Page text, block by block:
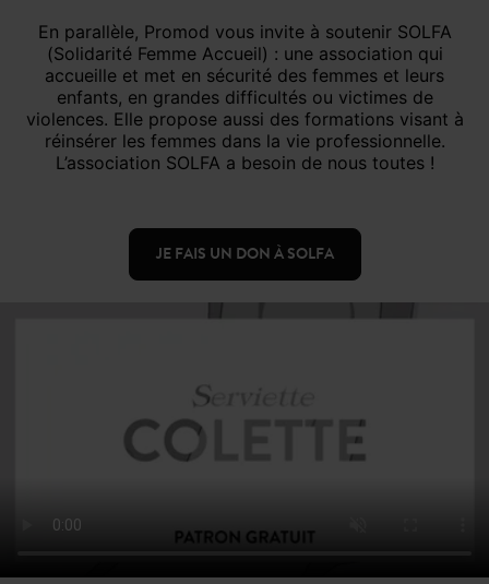
En parallèle, Promod vous invite à soutenir SOLFA
(Solidarité Femme Accueil) : une association qui
accueille et met en sécurité des femmes et leurs
enfants, en grandes difficultés ou victimes de
violences. Elle propose aussi des formations visant à
réinsérer les femmes dans la vie professionnelle.
L’association SOLFA a besoin de nous toutes !
JE FAIS UN DON À SOLFA